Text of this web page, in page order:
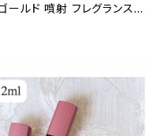
ールド 噴射 フレグランス
スト 簡単 上品 高級 大人
旅行 軽量 スリム コンパク